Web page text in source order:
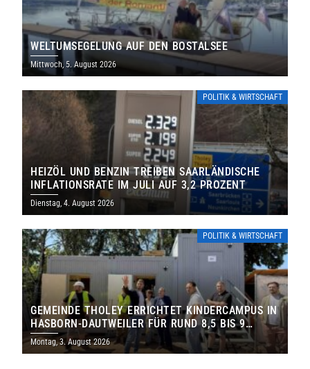
WELTUMSEGELUNG AUF DEN BOSTALSEE
Mittwoch, 5. August 2026
POLITIK & WIRTSCHAFT
HEIZÖL UND BENZIN TREIBEN SAARLÄNDISCHE
INFLATIONSRATE IM JULI AUF 3,2 PROZENT
Dienstag, 4. August 2026
POLITIK & WIRTSCHAFT
GEMEINDE THOLEY ERRICHTET KINDERCAMPUS IN
HASBORN-DAUTWEILER FÜR RUND 8,5 BIS 9
MILLIONEN EURO
Montag, 3. August 2026